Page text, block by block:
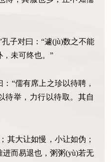
子对曰：“遽(jù)数之不能
未可终也。”
“儒有席上之珍以待聘，
待举，力行以待取。其自
其大让如慢，小让如伪；
而易退也，粥粥(yù)若无